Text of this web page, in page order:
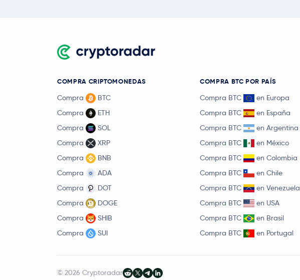
COMPRA CRIPTOMONEDAS
Compra
BTC
Compra
ETH
Compra
SOL
Compra
XRP
Compra
BNB
Compra
ADA
Compra
DOT
Compra
DOGE
Compra
SHIB
Compra
SUI
COMPRA BTC POR PAÍS
Compra BTC
en Europa
Compra BTC
en España
Compra BTC
en Argentina
Compra BTC
en México
Compra BTC
en Colombia
Compra BTC
en Chile
Compra BTC
en Venezuela
Compra BTC
en USA
Compra BTC
en Brasil
Compra BTC
en Portugal
© 2026 Cryptoradar